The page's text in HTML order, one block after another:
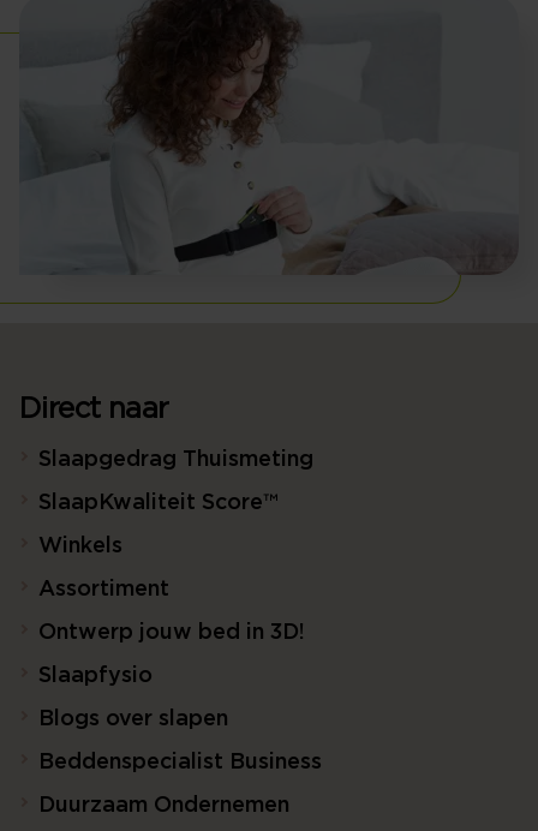
Direct naar
Slaapgedrag Thuismeting
SlaapKwaliteit Score™
Winkels
Assortiment
Ontwerp jouw bed in 3D!
Slaapfysio
Blogs over slapen
Beddenspecialist Business
Duurzaam Ondernemen